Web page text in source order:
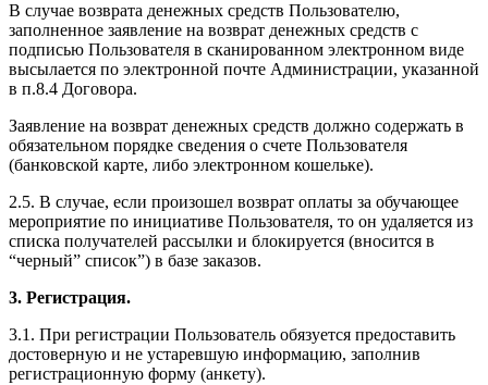
В случае возврата денежных средств Пользователю,
заполненное заявление на возврат денежных средств с
подписью Пользователя в сканированном электронном виде
высылается по электронной почте Администрации, указанной
в п.8.4 Договора.
Заявление на возврат денежных средств должно содержать в
обязательном порядке сведения о счете Пользователя
(банковской карте, либо электронном кошельке).
2.5. В случае, если произошел возврат оплаты за обучающее
мероприятие по инициативе Пользователя, то он удаляется из
списка получателей рассылки и блокируется (вносится в
“черный” список”) в базе заказов.
3. Регистрация.
3.1. При регистрации Пользователь обязуется предоставить
достоверную и не устаревшую информацию, заполнив
регистрационную форму (анкету).